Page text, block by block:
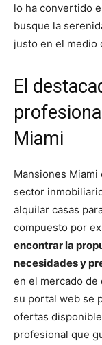
lo ha convertido
busque la
justo en el medio
El
Miami
Mansiones
sector
alquilar casas
compuesto por
encontrar la
necesidades y
en el mercado de
su portal web se
ofertas
profesional que